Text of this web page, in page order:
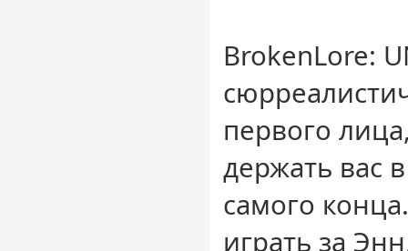
BrokenLore:
первого
держать вас
самого
играть за